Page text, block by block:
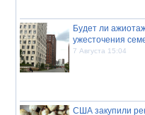
Будет ли
ужесточения
7 Августа 15:04
США закупили